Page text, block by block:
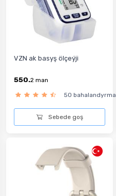
VZN ak basyş ölçeýji
550.2 man
50 bahalandyrma
Sebede goş